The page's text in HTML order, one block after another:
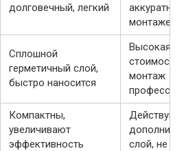
долговечный, легкий
монтаже
Сплошной
герметичный слой,
быстро наносится
Высокая
стоимость,
монтаж
Компактны,
увеличивают
эффективность
Действуют
слой, не